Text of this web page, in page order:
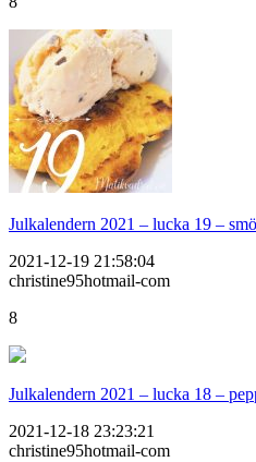
Julkalendern 2021 – lucka 19 –
2021-12-19 21:58:04
christine95hotmail-com
8
Julkalendern 2021 – lucka 18 –
2021-12-18 23:23:21
christine95hotmail-com